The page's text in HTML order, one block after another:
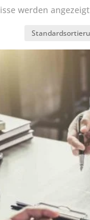
werden angezeigt